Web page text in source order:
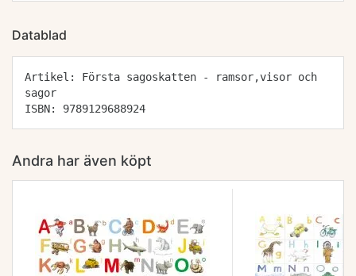
Datablad
Artikel: Första sagoskatten - ramsor,visor och
sagor
ISBN: 9789129688924
Andra har även köpt